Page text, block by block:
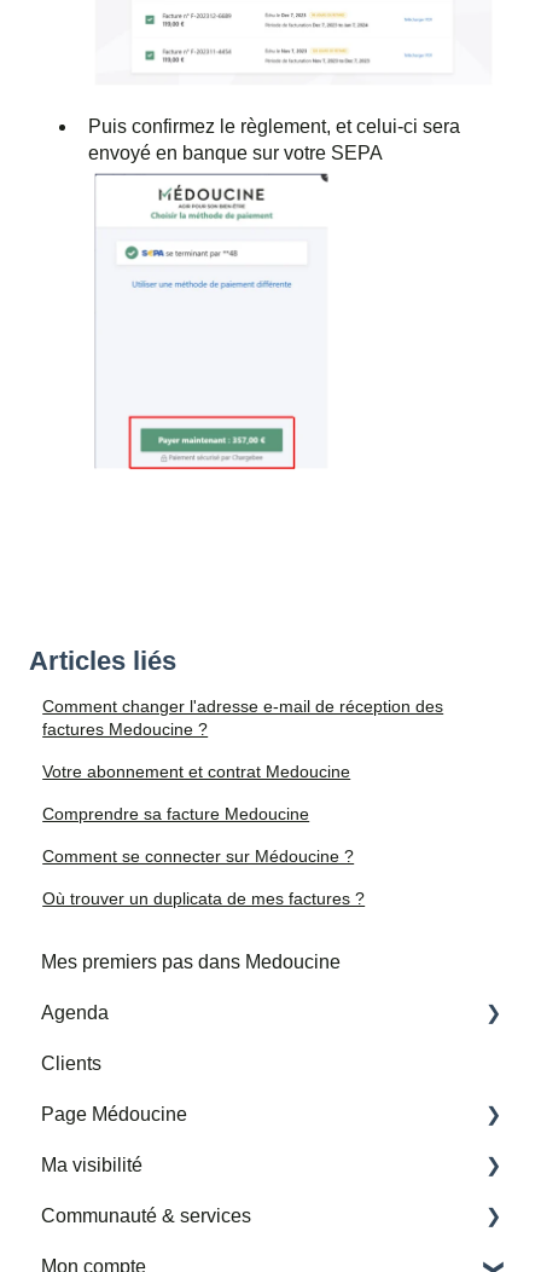
Puis confirmez le règlement, et celui-ci sera
envoyé en banque sur votre SEPA
Articles liés
Comment changer l'adresse e-mail de réception des
factures Medoucine ?
Votre abonnement et contrat Medoucine
Comprendre sa facture Medoucine
Comment se connecter sur Médoucine ?
Où trouver un duplicata de mes factures ?
Mes premiers pas dans Medoucine
Agenda
Mes horaires et adresses de consultation
Mes rendez-vous
Importer un agenda google tiers
Clients
Page Médoucine
Ma page
Avis
Ma visibilité
Partenariats Medoucine
Permettre la prise de rendez-vous en ligne
Communauté & services
Nouvelle rubrique Services et Communauté
Mon compte